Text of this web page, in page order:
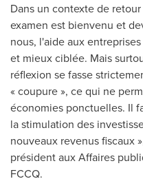
Dans un contexte de
examen est bienvenu et
nous, l'aide aux
et mieux ciblée. Mais
réflexion se fasse
« coupure », ce qui ne
économies ponctuelles. Il
la stimulation des
nouveaux revenus fiscaux
président aux Affaires
FCCQ.